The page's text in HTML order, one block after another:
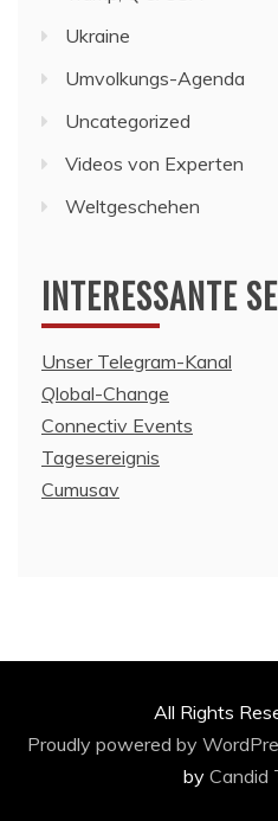
Ukraine
Umvolkungs-Agenda
Uncategorized
Videos von Experten
Weltgeschehen
INTERESSANTE
Unser Telegram-Kanal
Qlobal-Change
Connectiv Events
Tagesereignis
Cumusav
All Rights
Proudly powered by
by Candid